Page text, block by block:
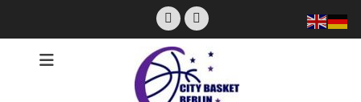
FacebookInstagram